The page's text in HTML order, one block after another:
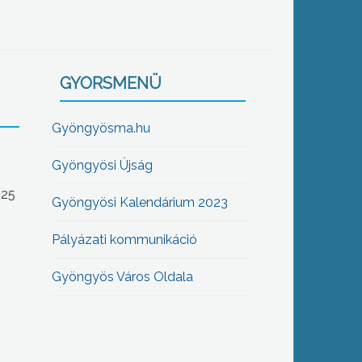
GYORSMENÜ
Gyöngyösma.hu
Gyöngyösi Újság
Gyöngyösi Kalendárium 2023
Pályázati kommunikáció
Gyöngyös Város Oldala